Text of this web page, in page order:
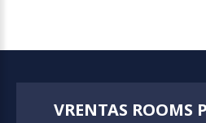
VRENTAS ROOMS